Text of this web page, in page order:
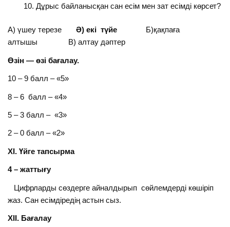
Дұрыс байланысқан сан есім мен зат есімді көрсет?
А) үшеу терезеӘ) екі түйе Б)қақпаға
алтышы В) алтау дәптер
Өзін — өзі бағалау.
10 – 9 балл – «5»
8 – 6 балл – «4»
5 – 3 балл – «3»
2 – 0 балл – «2»
ХІ. Үйге тапсырма
4 – жаттығу
Цифрларды сөздерге айналдырып сөйлемдерді көшіріп
жаз. Сан есімдіредің астын сыз.
ХІІ. Бағалау